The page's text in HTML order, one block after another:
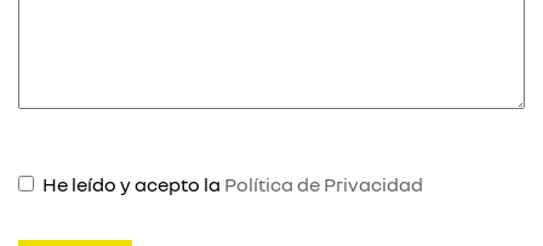
He leído y acepto la Política de Privacidad